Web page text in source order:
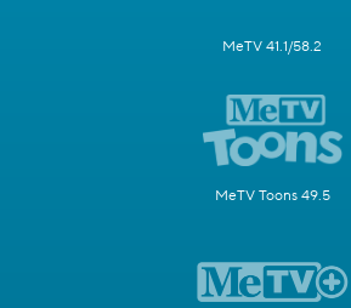
MeTV 41.1/58.2
MeTV Toons 49.5